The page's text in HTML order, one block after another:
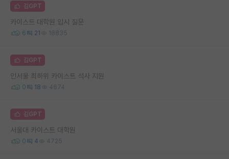
김GPT
카이스트 대학원 입시 질문
6 21 18835
김GPT
인서울 최하위 카이스트 석사 지원
0 18 4674
김GPT
서울대 카이스트 대학원
0 4 4725